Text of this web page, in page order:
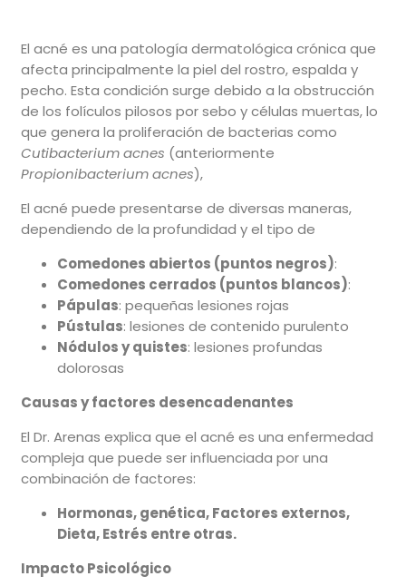
El acné es una patología dermatológica crónica que
afecta principalmente la piel del rostro, espalda y
pecho. Esta condición surge debido a la obstrucción
de los folículos pilosos por sebo y células muertas, lo
que genera la proliferación de bacterias como
Cutibacterium acnes (anteriormente
Propionibacterium acnes),
El acné puede presentarse de diversas maneras,
dependiendo de la profundidad y el tipo de
Comedones abiertos (puntos negros):
Comedones cerrados (puntos blancos):
Pápulas: pequeñas lesiones rojas
Pústulas: lesiones de contenido purulento
Nódulos y quistes: lesiones profundas
dolorosas
Causas y factores desencadenantes
El Dr. Arenas explica que el acné es una enfermedad
compleja que puede ser influenciada por una
combinación de factores:
Hormonas, genética, Factores externos,
Dieta, Estrés entre otras.
Impacto Psicológico